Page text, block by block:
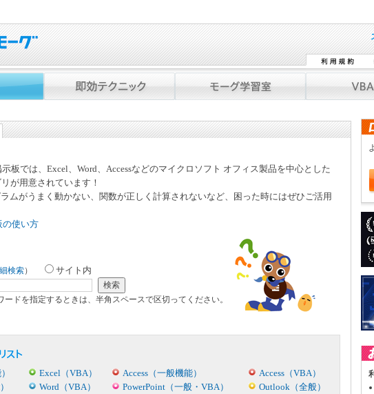
板では、Excel、Word、Accessなどのマイクロソフト オフィス製品を中心とした
が用意されています！
ムがうまく動かない、関数が正しく計算されないなど、困った時にはぜひご活用
の使い方
検索） サイト内
ドを指定するときは、半角スペースで区切ってください。
Excel（VBA） Access（一般機能）
Access（VBA）
Word（VBA） PowerPoint（一般・VBA）
Outlook（全般）